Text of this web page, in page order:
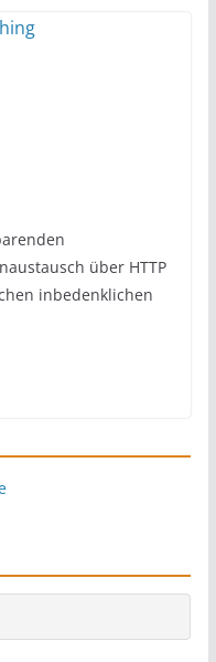
über HTTP
inbedenklichen